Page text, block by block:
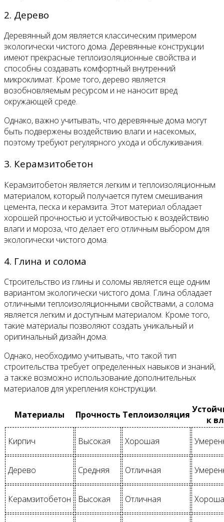
2. Дерево
Деревянный дом является классическим примером
экологически чистого дома. Деревянные конструкции
имеют прекрасные теплоизоляционные свойства и
способны создавать комфортный внутренний
микроклимат. Кроме того, дерево является
возобновляемым ресурсом и не наносит вред
окружающей среде.
Однако, важно учитывать, что деревянные дома могут
быть подвержены воздействию влаги и насекомых,
поэтому требуют регулярного ухода и обслуживания.
3. Керамзитобетон
Керамзитобетон является легким и теплоизоляционным
материалом, который получается путем смешивания
цемента, песка и керамзита. Этот материал обладает
хорошей прочностью и устойчивостью к воздействию
влаги и мороза, что делает его отличным выбором для
экологически чистого дома.
4. Глина и солома
Строительство из глины и соломы является еще одним
вариантом экологически чистого дома. Глина обладает
отличными теплоизоляционными свойствами, а солома
является легким и доступным материалом. Кроме того,
такие материалы позволяют создать уникальный и
оригинальный дизайн дома.
Однако, необходимо учитывать, что такой тип
строительства требует определенных навыков и знаний,
а также возможно использование дополнительных
материалов для укрепления конструкции.
Материалы Прочность Теплоизоляция
к
Кирпич
Высокая Хорошая
Дерево Средняя Отличная
Керамзитобетон Высокая Отличная